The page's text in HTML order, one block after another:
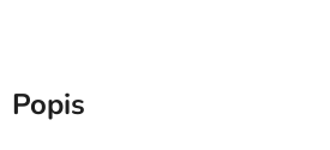
Popis